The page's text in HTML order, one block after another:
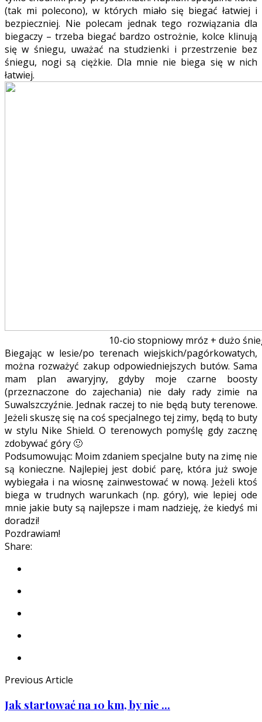
(tak mi polecono), w których miało się biegać łatwiej i
bezpieczniej. Nie polecam jednak tego rozwiązania dla
biegaczy – trzeba biegać bardzo ostrożnie, kolce klinują
się w śniegu, uważać na studzienki i przestrzenie bez
śniegu, nogi są ciężkie. Dla mnie nie biega się w nich
łatwiej.
10-cio stopniowy mróz + dużo
Biegając w lesie/po terenach wiejskich/pagórkowatych,
można rozważyć zakup odpowiedniejszych butów. Sama
mam plan awaryjny, gdyby moje czarne boosty
(przeznaczone do zajechania) nie dały rady zimie na
Suwalszczyźnie. Jednak raczej to nie będą buty terenowe.
Jeżeli skuszę się na coś specjalnego tej zimy, będą to buty
w stylu Nike Shield. O terenowych pomyślę gdy zacznę
zdobywać góry 🙂
Podsumowując: Moim zdaniem specjalne buty na zimę nie
są konieczne. Najlepiej jest dobić parę, która już swoje
wybiegała i na wiosnę zainwestować w nową. Jeżeli ktoś
biega w trudnych warunkach (np. góry), wie lepiej ode
mnie jakie buty są najlepsze i mam nadzieję, że kiedyś mi
doradzi!
Pozdrawiam!
Share:
Previous Article
Jak startować na 10 km, by nie ...